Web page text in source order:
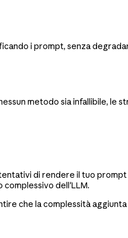
i prompt, senza
metodo sia infallibile, le
di rendere il tuo
dell'LLM.
che la complessità